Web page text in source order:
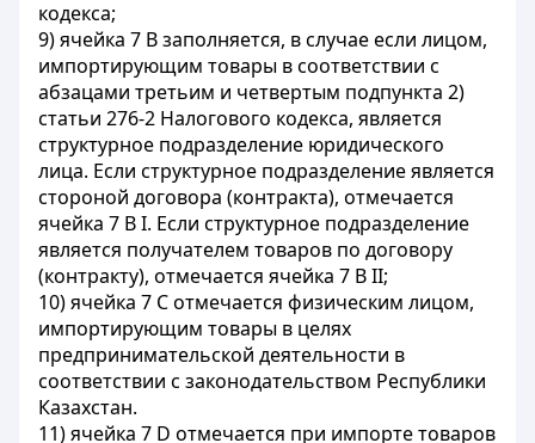
кодекса;
9) ячейка 7 B заполняется, в случае если лицом,
импортирующим товары в соответствии с
абзацами третьим и четвертым подпункта 2)
статьи 276-2 Налогового кодекса, является
структурное подразделение юридического
лица. Если структурное подразделение является
стороной договора (контракта), отмечается
ячейка 7 В I. Если структурное подразделение
является получателем товаров по договору
(контракту), отмечается ячейка 7 В II;
10) ячейка 7 С отмечается физическим лицом,
импортирующим товары в целях
предпринимательской деятельности в
соответствии с законодательством Республики
Казахстан.
11) ячейка 7 D отмечается при импорте товаров